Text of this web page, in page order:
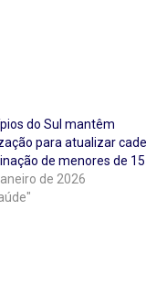
do Sul mantêm
para atualizar
de menores de
de 2026